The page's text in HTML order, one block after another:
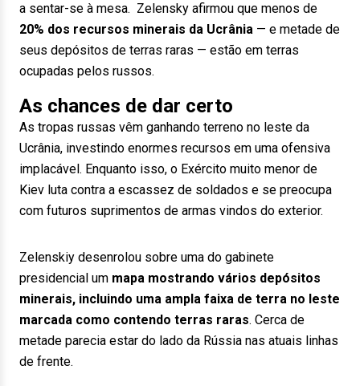
a sentar-se à mesa. Zelensky afirmou que menos de
20% dos recursos minerais da Ucrânia — e metade de
seus depósitos de terras raras — estão em terras
ocupadas pelos russos.
As chances de dar certo
As tropas russas vêm ganhando terreno no leste da
Ucrânia, investindo enormes recursos em uma ofensiva
implacável. Enquanto isso, o Exército muito menor de
Kiev luta contra a escassez de soldados e se preocupa
com futuros suprimentos de armas vindos do exterior.
Zelenskiy desenrolou sobre uma do gabinete
presidencial um mapa mostrando vários depósitos
minerais, incluindo uma ampla faixa de terra no leste
marcada como contendo terras raras. Cerca de
metade parecia estar do lado da Rússia nas atuais linhas
de frente.